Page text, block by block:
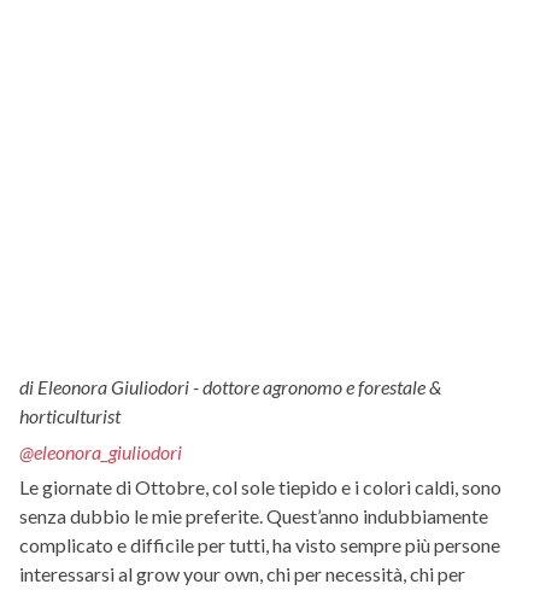
di Eleonora Giuliodori - dottore agronomo e forestale &
horticulturist
@eleonora_giuliodori
Le giornate di Ottobre, col sole tiepido e i colori caldi, sono
senza dubbio le mie preferite. Quest’anno indubbiamente
complicato e difficile per tutti, ha visto sempre più persone
interessarsi al grow your own, chi per necessità, chi per